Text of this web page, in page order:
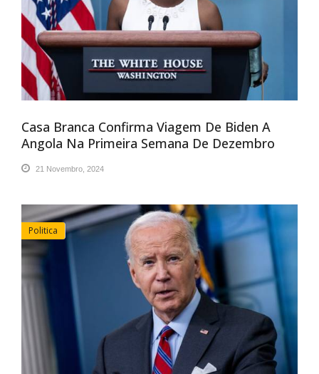
Casa Branca Confirma Viagem De Biden A
Angola Na Primeira Semana De Dezembro
21 Novembro, 2024
Politica